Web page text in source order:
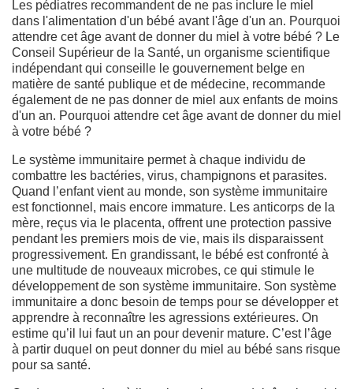
Les pédiatres recommandent de ne pas inclure le miel
dans l'alimentation d'un bébé avant l'âge d'un an. Pourquoi
attendre cet âge avant de donner du miel à votre bébé ? Le
Conseil Supérieur de la Santé, un organisme scientifique
indépendant qui conseille le gouvernement belge en
matière de santé publique et de médecine, recommande
également de ne pas donner de miel aux enfants de moins
d'un an. Pourquoi attendre cet âge avant de donner du miel
à votre bébé ?
Le système immunitaire permet à chaque individu de
combattre les bactéries, virus, champignons et parasites.
Quand l’enfant vient au monde, son système immunitaire
est fonctionnel, mais encore immature. Les anticorps de la
mère, reçus via le placenta, offrent une protection passive
pendant les premiers mois de vie, mais ils disparaissent
progressivement. En grandissant, le bébé est confronté à
une multitude de nouveaux microbes, ce qui stimule le
développement de son système immunitaire. Son système
immunitaire a donc besoin de temps pour se développer et
apprendre à reconnaître les agressions extérieures. On
estime qu’il lui faut un an pour devenir mature. C’est l’âge
à partir duquel on peut donner du miel au bébé sans risque
pour sa santé.